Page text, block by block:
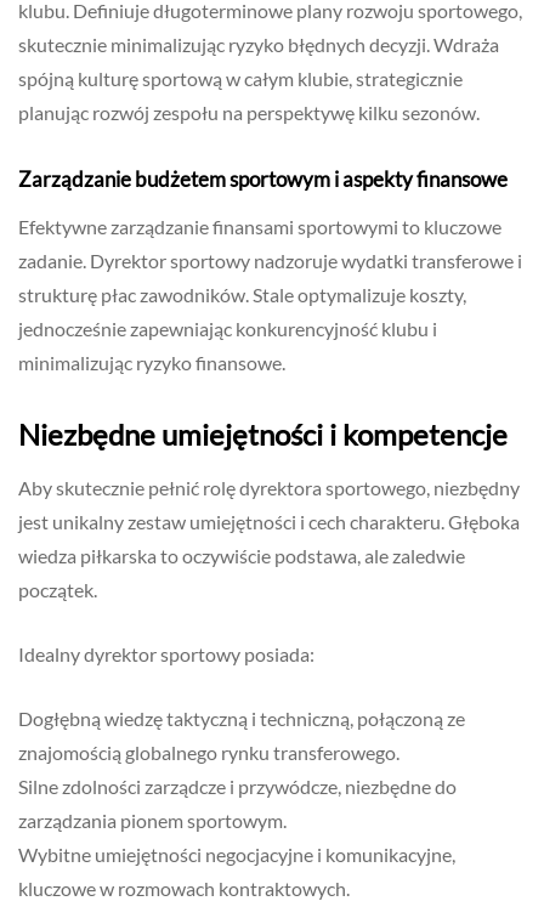
klubu. Definiuje długoterminowe plany rozwoju sportowego,
skutecznie minimalizując ryzyko błędnych decyzji. Wdraża
spójną kulturę sportową w całym klubie, strategicznie
planując rozwój zespołu na perspektywę kilku sezonów.
Zarządzanie budżetem sportowym i aspekty finansowe
Efektywne zarządzanie finansami sportowymi to kluczowe
zadanie. Dyrektor sportowy nadzoruje wydatki transferowe i
strukturę płac zawodników. Stale optymalizuje koszty,
jednocześnie zapewniając konkurencyjność klubu i
minimalizując ryzyko finansowe.
Niezbędne umiejętności i kompetencje
Aby skutecznie pełnić rolę dyrektora sportowego, niezbędny
jest unikalny zestaw umiejętności i cech charakteru. Głęboka
wiedza piłkarska to oczywiście podstawa, ale zaledwie
początek.
Idealny dyrektor sportowy posiada:
Dogłębną wiedzę taktyczną i techniczną, połączoną ze
znajomością globalnego rynku transferowego.
Silne zdolności zarządcze i przywódcze, niezbędne do
zarządzania pionem sportowym.
Wybitne umiejętności negocjacyjne i komunikacyjne,
kluczowe w rozmowach kontraktowych.